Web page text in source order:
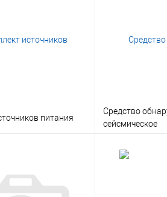
питания
1 клик
Консультация
Средство
сейсмическое